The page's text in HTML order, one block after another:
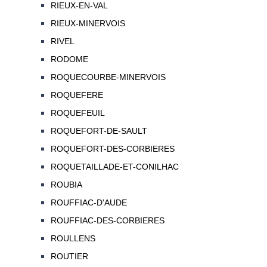
RIEUX-EN-VAL
RIEUX-MINERVOIS
RIVEL
RODOME
ROQUECOURBE-MINERVOIS
ROQUEFERE
ROQUEFEUIL
ROQUEFORT-DE-SAULT
ROQUEFORT-DES-CORBIERES
ROQUETAILLADE-ET-CONILHAC
ROUBIA
ROUFFIAC-D'AUDE
ROUFFIAC-DES-CORBIERES
ROULLENS
ROUTIER